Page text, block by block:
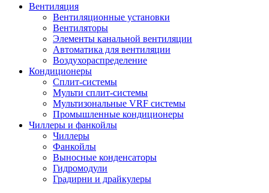
Вентиляция
Вентиляционные установки
Вентиляторы
Элементы канальной вентиляции
Автоматика для вентиляции
Воздухораспределение
Кондиционеры
Сплит-системы
Мульти сплит-системы
Мультизональные VRF системы
Промышленные кондиционеры
Чиллеры и фанкойлы
Чиллеры
Фанкойлы
Выносные конденсаторы
Гидромодули
Градирни и драйкулеры